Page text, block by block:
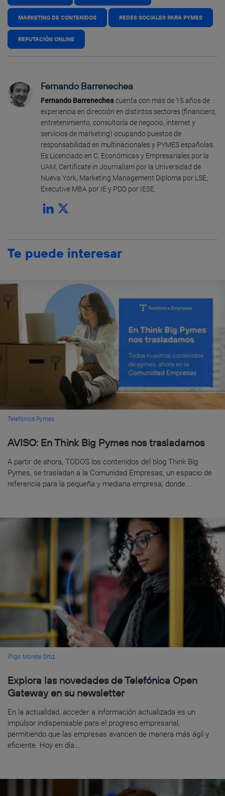
MARKETING DE CONTENIDOS REDES SOCIALES PARA PYMES
REPUTACIÓN ONLINE
Fernando Barrenechea
Fernando Barrenecheacuenta con más de 15 años de
experiencia en dirección en distintos sectores (financiero,
entretenimiento, consultoría de negocio, internet y
servicios de marketing) ocupando puestos de
responsabilidad en multinacionales y PYMES españolas.
Es Licenciado en C. Económicas y Empresariales por la
UAM, Certificate in Journalism por la Universidad de
Nueva York, Marketing Management Diploma por LSE,
Executive MBA por IEy PDD por IESE
Te puede interesar
Telefónica Pymes
AVISO: En Think Big Pymes nos trasladamos
A partir de ahora, TODOS los contenidos del blog Think Big
Pymes, se trasladan a la Comunidad Empresas, un espacio de
referencia para la pequeña y mediana empresa, donde...
Íñigo Morete Ortiz
Explora las novedades de Telefónica Open
Gateway en su newsletter
En la actualidad, acceder a información actualizada es un
impulsor indispensable para el progreso empresarial,
permitiendo que las empresas avancen de manera más ágil y
eficiente. Hoy en día...